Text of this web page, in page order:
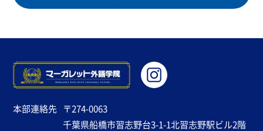
本部連絡先 〒274-0063
千葉県船橋市習志野台3-1-1北習志野駅ビル2階